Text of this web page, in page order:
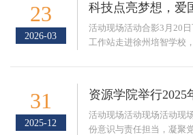
分入党积极分子参加了本
《奋进“十五五”，开创
精神宏观解读》为题，系
23
2026-03
活动现场活动合影3月20
工作站走进徐州培智学校
机结合，充分展现了学生
的责任担当。在净水实验
站的志愿者们精心设计了
31
2025-12
活动现场活动现场活动现
份意识与责任担当，凝聚